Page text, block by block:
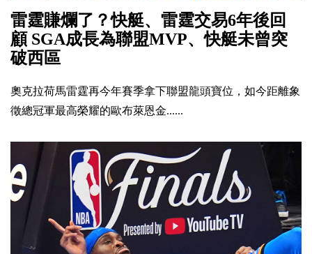
雷霆賺爛了？快艇、雷霆交易6年後回
顧 SGA成長為聯盟MVP、快艇未曾突
破西區
奧克拉荷馬雷霆再今年賽季拿下聯盟龍頭寶位，如今距離象
徵總冠軍最高榮耀的歐布萊恩金......